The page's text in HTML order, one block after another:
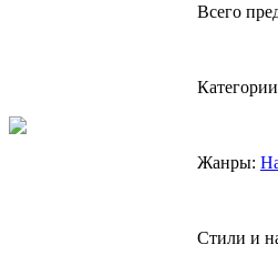
Всего
Жанры:
Стили и